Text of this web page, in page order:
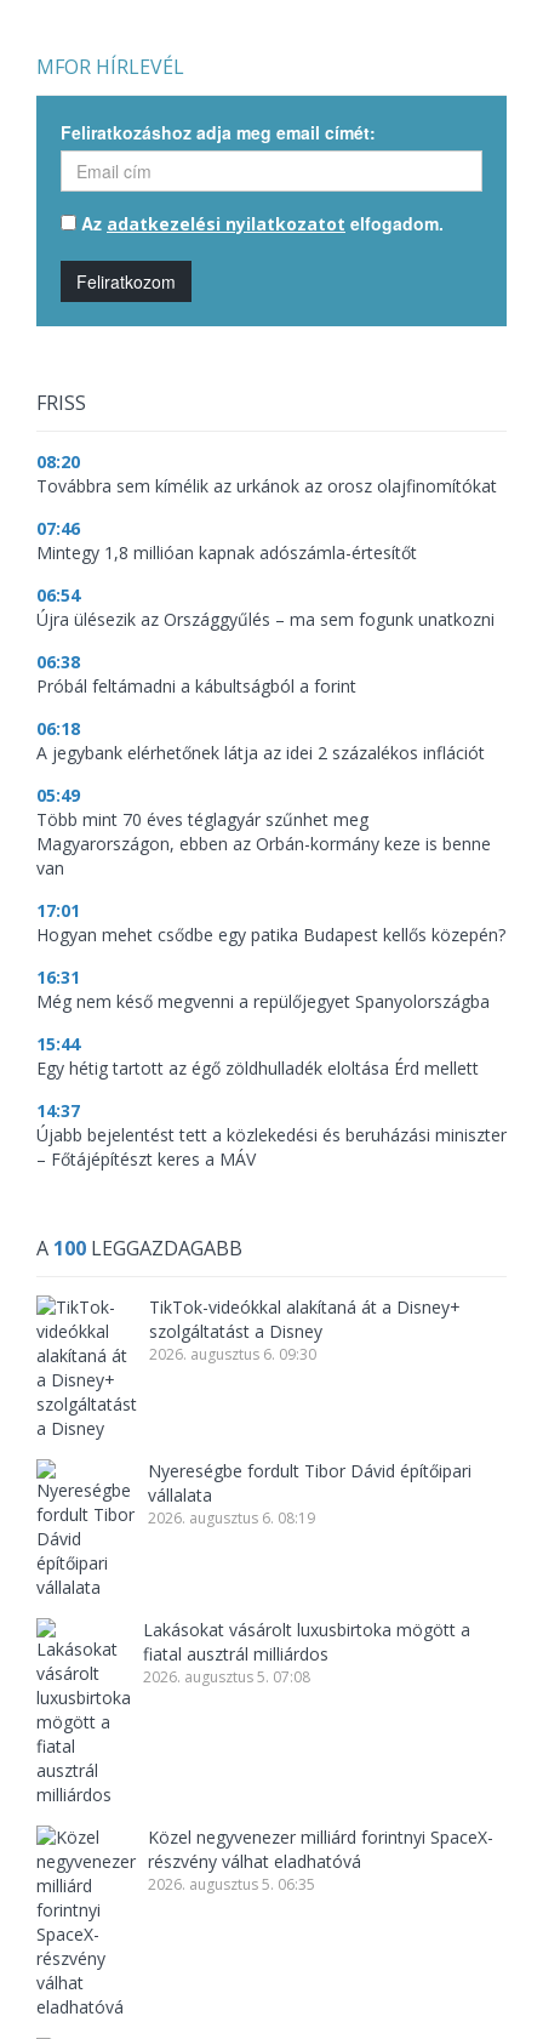
MFOR HÍRLEVÉL
Feliratkozáshoz adja meg email címét:
Az adatkezelési nyilatkozatot elfogadom.
Feliratkozom
FRISS
08:20
Továbbra sem kímélik az urkánok az orosz olajfinomítókat
07:46
Mintegy 1,8 millióan kapnak adószámla-értesítőt
06:54
Újra ülésezik az Országgyűlés – ma sem fogunk unatkozni
06:38
Próbál feltámadni a kábultságból a forint
06:18
A jegybank elérhetőnek látja az idei 2 százalékos inflációt
05:49
Több mint 70 éves téglagyár szűnhet meg
Magyarországon, ebben az Orbán-kormány keze is benne
van
17:01
Hogyan mehet csődbe egy patika Budapest kellős közepén?
16:31
Még nem késő megvenni a repülőjegyet Spanyolországba
15:44
Egy hétig tartott az égő zöldhulladék eloltása Érd mellett
14:37
Újabb bejelentést tett a közlekedési és beruházási miniszter
– Főtájépítészt keres a MÁV
A 100 LEGGAZDAGABB
TikTok-videókkal alakítaná át a Disney+
szolgáltatást a Disney
2026. augusztus 6. 09:30
Nyereségbe fordult Tibor Dávid építőipari
vállalata
2026. augusztus 6. 08:19
Lakásokat vásárolt luxusbirtoka mögött a
fiatal ausztrál milliárdos
2026. augusztus 5. 07:08
Közel negyvenezer milliárd forintnyi SpaceX-
részvény válhat eladhatóvá
2026. augusztus 5. 06:35